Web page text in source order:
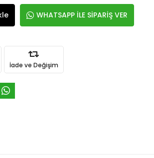
WHATSAPP İLE SİPARİŞ VER
İade ve Değişim